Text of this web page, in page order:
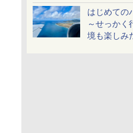
ホとマイナ
はじめての
～せっかく
境も楽しみ